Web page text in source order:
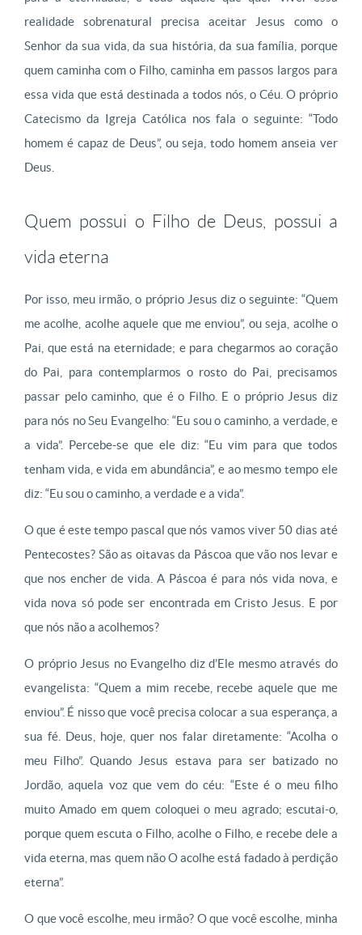
realidade sobrenatural precisa aceitar Jesus como o
Senhor da sua vida, da sua história, da sua família, porque
quem caminha com o Filho, caminha em passos largos para
essa vida que está destinada a todos nós, o Céu. O próprio
Catecismo da Igreja Católica nos fala o seguinte: “Todo
homem é capaz de Deus”, ou seja, todo homem anseia ver
Deus.
Quem possui o Filho de Deus, possui a
vida eterna
Por isso, meu irmão, o próprio Jesus diz o seguinte: “Quem
me acolhe, acolhe aquele que me enviou”, ou seja, acolhe o
Pai, que está na eternidade; e para chegarmos ao coração
do Pai, para contemplarmos o rosto do Pai, precisamos
passar pelo caminho, que é o Filho. E o próprio Jesus diz
para nós no Seu Evangelho: “Eu sou o caminho, a verdade, e
a vida”. Percebe-se que ele diz: “Eu vim para que todos
tenham vida, e vida em abundância”, e ao mesmo tempo ele
diz: “Eu sou o caminho, a verdade e a vida”.
O que é este tempo pascal que nós vamos viver 50 dias até
Pentecostes? São as oitavas da Páscoa que vão nos levar e
que nos encher de vida. A Páscoa é para nós vida nova, e
vida nova só pode ser encontrada em Cristo Jesus. E por
que nós não a acolhemos?
O próprio Jesus no Evangelho diz d’Ele mesmo através do
evangelista: “Quem a mim recebe, recebe aquele que me
enviou”. É nisso que você precisa colocar a sua esperança, a
sua fé. Deus, hoje, quer nos falar diretamente: “Acolha o
meu Filho”. Quando Jesus estava para ser batizado no
Jordão, aquela voz que vem do céu: “Este é o meu filho
muito Amado em quem coloquei o meu agrado; escutai-o,
porque quem escuta o Filho, acolhe o Filho, e recebe dele a
vida eterna, mas quem não O acolhe está fadado à perdição
eterna”.
O que você escolhe, meu irmão? O que você escolhe, minha